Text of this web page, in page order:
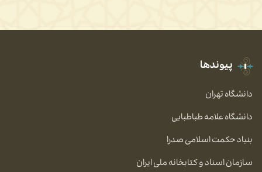
پیوندها
دانشگاه تهران
دانشگاه علامه طباطبایی
بنیاد حکمت اسلامی صدرا
سازمان اسناد و کتابخانه ملی ایران